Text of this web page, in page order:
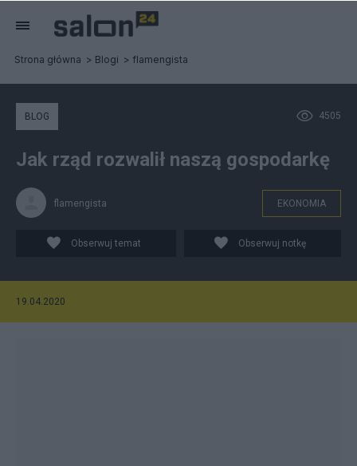
Strona główna Blogi flamengista
4505
BLOG
Jak rząd rozwalił naszą gospodarkę
flamengista EKONOMIA
Obserwuj temat Obserwuj notkę
19.04.2020